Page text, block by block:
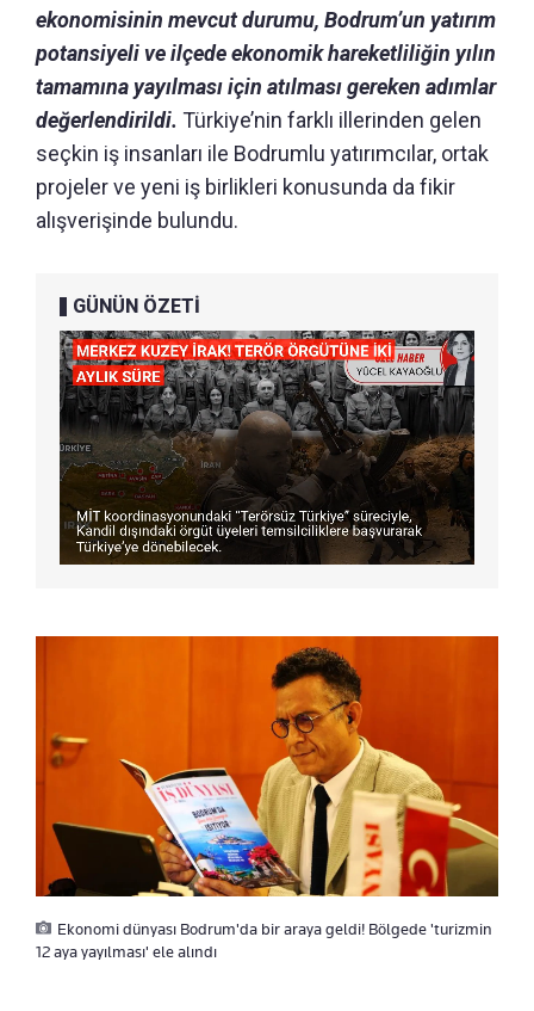
ekonomisinin mevcut durumu, Bodrum’un yatırım
potansiyeli ve ilçede ekonomik hareketliliğin yılın
tamamına yayılması için atılması gereken adımlar
değerlendirildi. Türkiye’nin farklı illerinden gelen
seçkin iş insanları ile Bodrumlu yatırımcılar, ortak
projeler ve yeni iş birlikleri konusunda da fikir
alışverişinde bulundu.
GÜNÜN ÖZETİ
Ekonomi dünyası Bodrum'da bir araya geldi! Bölgede 'turizmin
12 aya yayılması' ele alındı